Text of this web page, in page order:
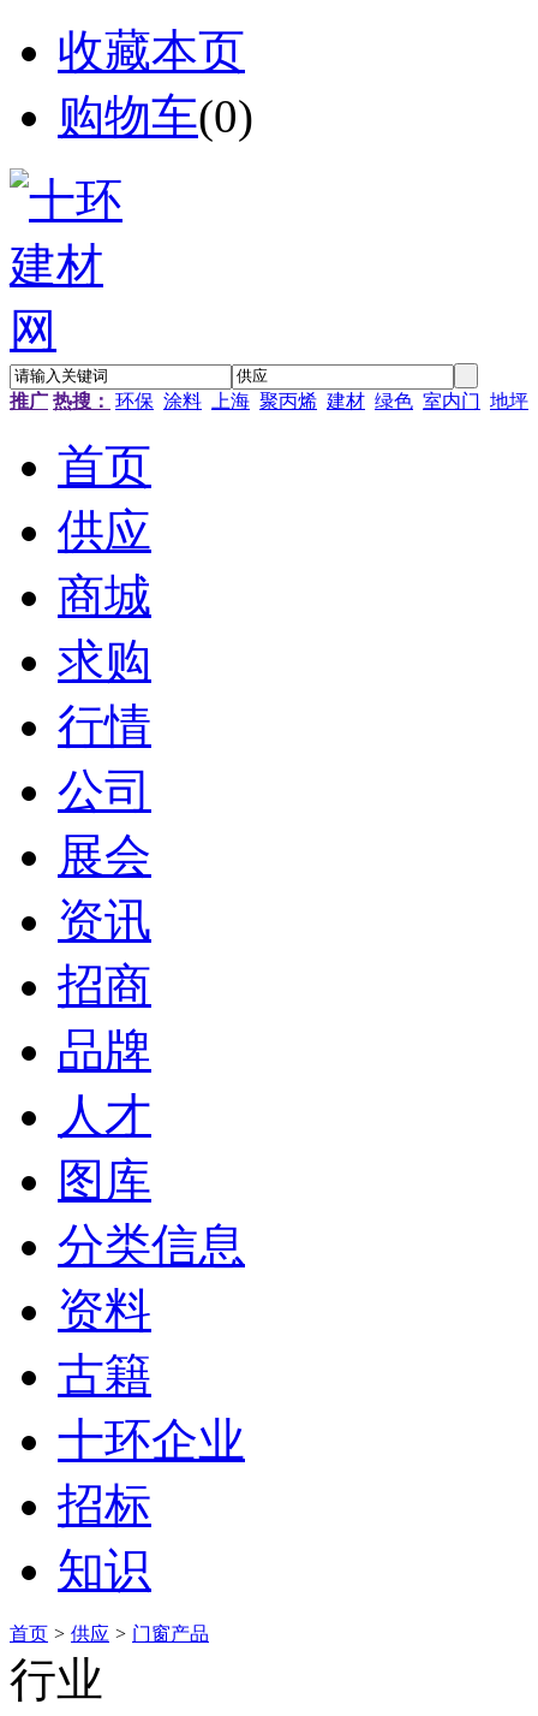
收藏本页
购物车(0)
推广 热搜： 环保 涂料 上海 聚丙烯 建材 绿色 室内门 地坪
首页
供应
商城
求购
行情
公司
展会
资讯
招商
品牌
人才
图库
分类信息
资料
古籍
十环企业
招标
知识
首页 > 供应 > 门窗产品
行业